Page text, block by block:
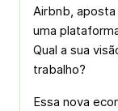
Airbnb, aposta
uma
Qual a sua
trabalho?
Essa nova